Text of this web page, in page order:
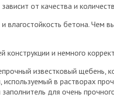
от качества и
влагостойкость бетона. Чем
и немного
известковый
используемый в растворах
для очень